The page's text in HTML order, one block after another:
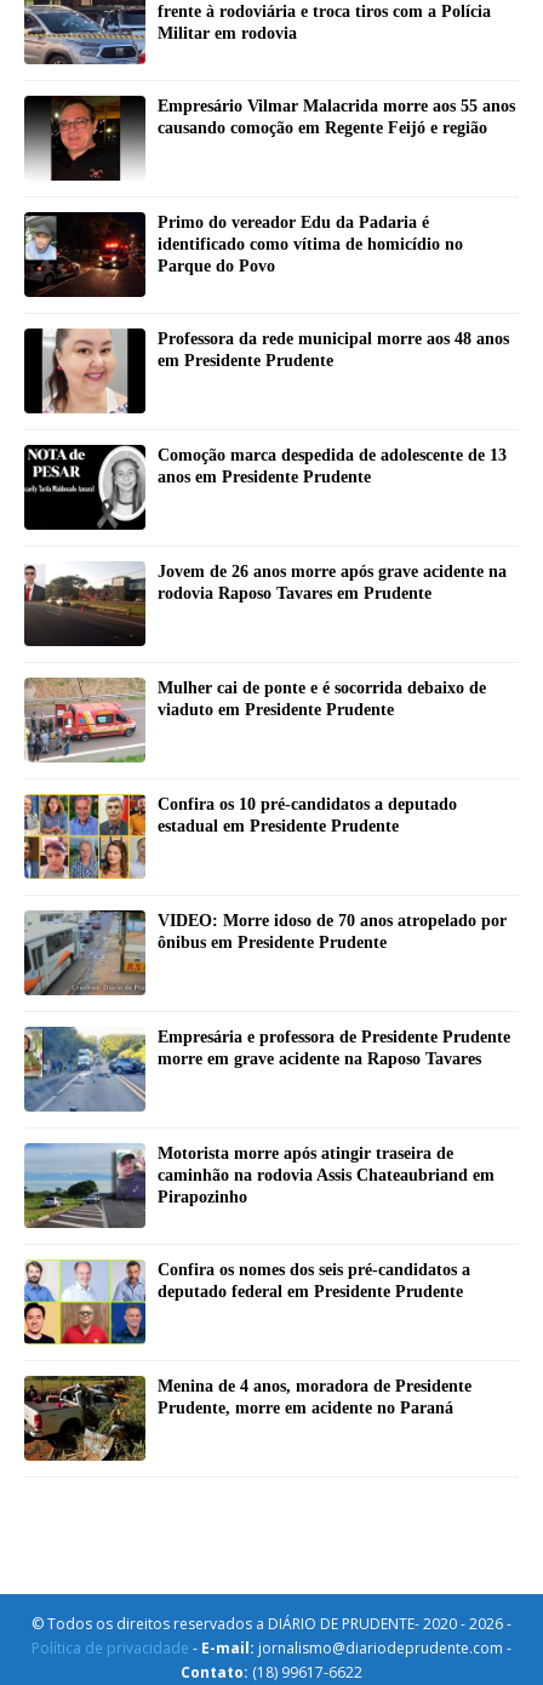
frente à rodoviária e troca tiros com a Polícia
Militar em rodovia
Empresário Vilmar Malacrida morre aos 55 anos
causando comoção em Regente Feijó e região
Primo do vereador Edu da Padaria é
identificado como vítima de homicídio no
Parque do Povo
Professora da rede municipal morre aos 48 anos
em Presidente Prudente
Comoção marca despedida de adolescente de 13
anos em Presidente Prudente
Jovem de 26 anos morre após grave acidente na
rodovia Raposo Tavares em Prudente
Mulher cai de ponte e é socorrida debaixo de
viaduto em Presidente Prudente
Confira os 10 pré-candidatos a deputado
estadual em Presidente Prudente
VIDEO: Morre idoso de 70 anos atropelado por
ônibus em Presidente Prudente
Empresária e professora de Presidente Prudente
morre em grave acidente na Raposo Tavares
Motorista morre após atingir traseira de
caminhão na rodovia Assis Chateaubriand em
Pirapozinho
Confira os nomes dos seis pré-candidatos a
deputado federal em Presidente Prudente
Menina de 4 anos, moradora de Presidente
Prudente, morre em acidente no Paraná
© Todos os direitos reservados a DIÁRIO DE PRUDENTE- 2020 - 2026 -
Política de privacidade - E-mail: jornalismo@diariodeprudente.com -
Contato: (18) 99617-6622